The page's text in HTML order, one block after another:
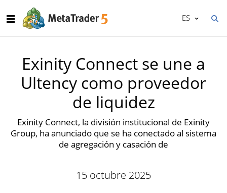
ES
Exinity Connect se une a
Ultency como proveedor
de liquidez
Exinity Connect, la división institucional de Exinity
Group, ha anunciado que se ha conectado al sistema
de agregación y casación de
15 octubre 2025